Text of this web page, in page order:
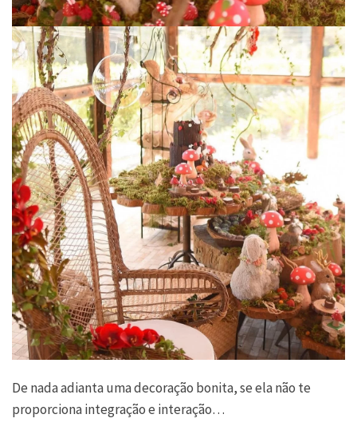
De nada adianta uma decoração bonita, se ela não te
proporciona integração e interação…